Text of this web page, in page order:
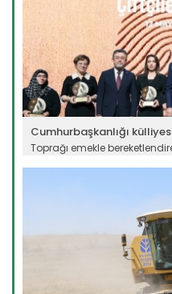
Cumhurbaşkanlığı
Toprağı emekle